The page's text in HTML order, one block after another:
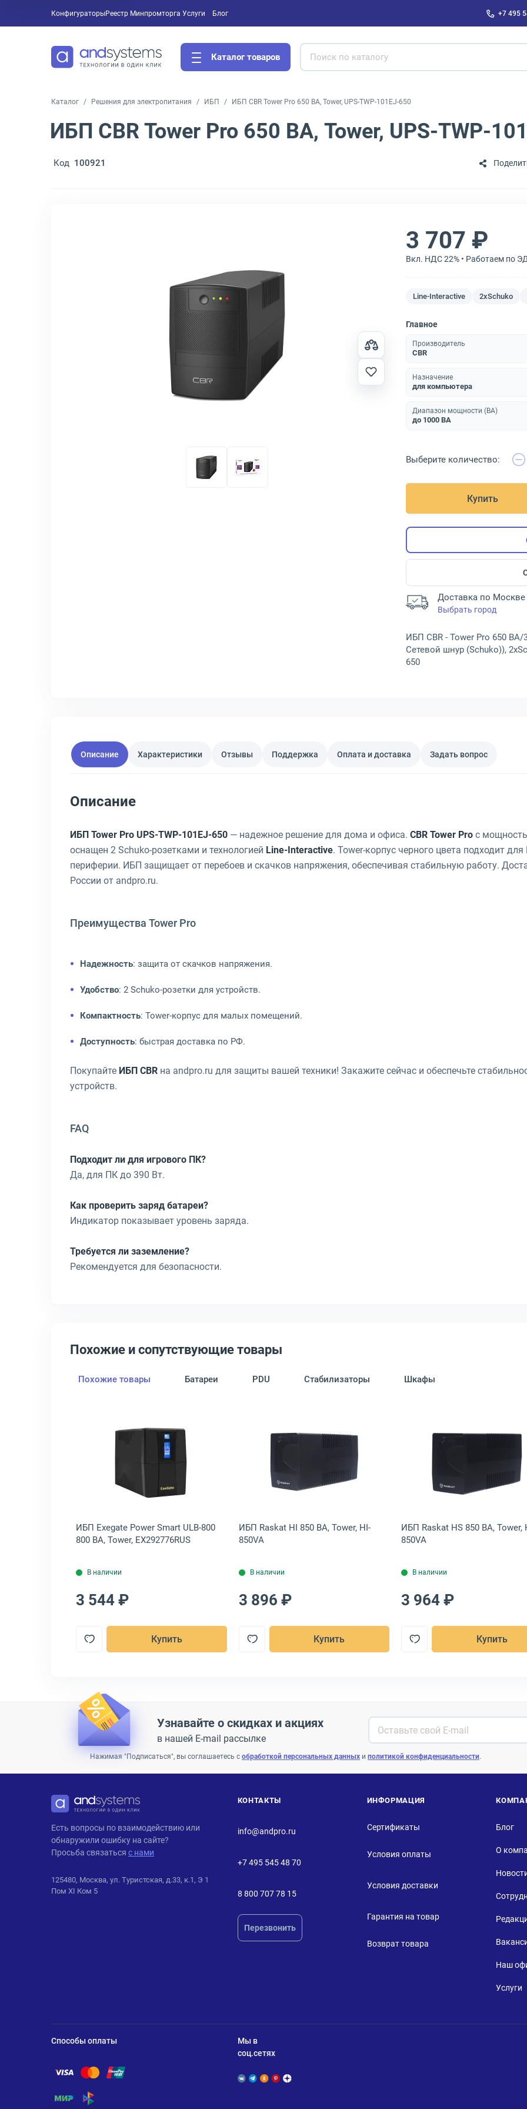
Конфигураторы Услуги
Реестр Минпромторга Блог +7 495
Каталог товаров
Каталог Решения для электропитания ИБП ИБП CBR Tower Pro 650 ВА, Tower, UPS-TWP-101EJ-650
ИБП CBR Tower Pro 650 ВА, Tower, UPS-TWP-
Код 100921
3 707 ₽
Вкл. НДС 22% • Работаем по
Line-Interactive 2xSchuko
Главное
Производитель
CBR
Назначение
для компьютера
Диапазон мощности (ВА)
до 1000 ВА
Выберите количество:
Купить
Доставка по Москве
Выбрать город
ИБП CBR - Tower Pro 650 ВА/
Сетевой шнур (Schuko)),
650
Описание Характеристики Отзывы Поддержка Оплата и доставка Задать вопрос
Описание
ИБП Tower Pro UPS-TWP-101EJ-650 — надежное решение для дома и офиса. CBR Tower Pro с
оснащен 2 Schuko-розетками и технологией Line-Interactive. Tower-корпус черного цвета подходит для
периферии. ИБП защищает от перебоев и скачков напряжения, обеспечивая стабильную работу.
России от andpro.ru.
Преимущества Tower Pro
Надежность: защита от скачков напряжения.
Удобство: 2 Schuko-розетки для устройств.
Компактность: Tower-корпус для малых помещений.
Доступность: быстрая доставка по РФ.
Покупайте ИБП CBR на andpro.ru для защиты вашей техники! Закажите сейчас и обеспечьте
устройств.
FAQ
Подходит ли для игрового ПК?
Да, для ПК до 390 Вт.
Как проверить заряд батареи?
Индикатор показывает уровень заряда.
Требуется ли заземление?
Рекомендуется для безопасности.
Похожие и сопутствующие товары
Похожие товары Батареи PDU Стабилизаторы Шкафы
товар: ИБП Exegate Power Back BNB-1000 1000 ВА, Tower, EX292785RUS
Открыть товар: ИБП Exegate Power Smart ULB-800 800 ВА, Tower, EX292776RUS
ИБП Exegate Power Smart ULB-800
800 ВА, Tower, EX292776RUS
В наличии
3 544 ₽
Купить
Открыть товар: ИБП Raskat HI 850 ВА, Tower, HI-850VA
ИБП Raskat HI 850 ВА, Tower, HI-
850VA
В наличии
3 896 ₽
Купить
Открыть
ИБП Raskat HS 850 ВА, Tower,
850VA
В наличии
3 964 ₽
Купить
Узнавайте о скидках и акциях
в нашей E-mail рассылке
Нажимая "Подписаться", вы соглашаетесь с обработкой персональных данных и политикой конфиденциальности.
ANDPRO
Есть вопросы по взаимодействию или
обнаружили ошибку на сайте?
Просьба связаться с нами
125480, Москва, ул. Туристская, д.33, к.1, Э 1
Пом XI Ком 5
КОНТАКТЫ
info@andpro.ru
+7 495 545 48 70
8 800 707 78 15
Перезвонить
ИНФОРМАЦИЯ
Сертификаты
Условия оплаты
Условия доставки
Гарантия на товар
Возврат товара
Блог
О
Наш
Услуги
Способы оплаты
Помощь по оплате Visa
Помощь по оплате Mastercard
Помощь по оплате UnionPay
Помощь по оплате Мир
Помощь по оплате СБП
Мы в
соц.сетях